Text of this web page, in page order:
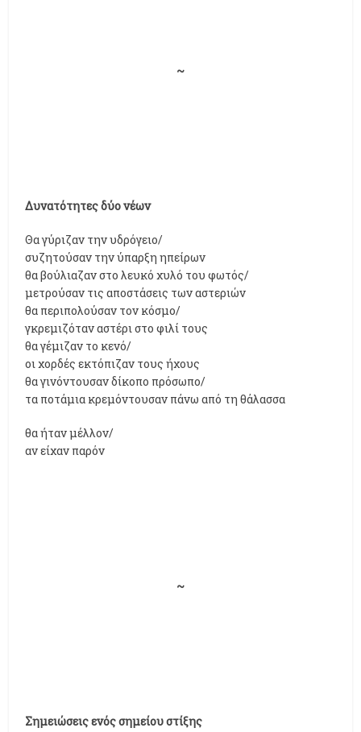
~
Δυνατότητες δύο νέων
Θα γύριζαν την υδρόγειο/
συζητούσαν την ύπαρξη ηπείρων
θα βούλιαζαν στο λευκό χυλό του φωτός/
μετρούσαν τις αποστάσεις των αστεριών
θα περιπολούσαν τον κόσμο/
γκρεμιζόταν αστέρι στο φιλί τους
θα γέμιζαν το κενό/
οι χορδές εκτόπιζαν τους ήχους
θα γινόντουσαν δίκοπο πρόσωπο/
τα ποτάμια κρεμόντουσαν πάνω από τη θάλασσα
θα ήταν μέλλον/
αν είχαν παρόν
~
Σημειώσεις ενός σημείου στίξης